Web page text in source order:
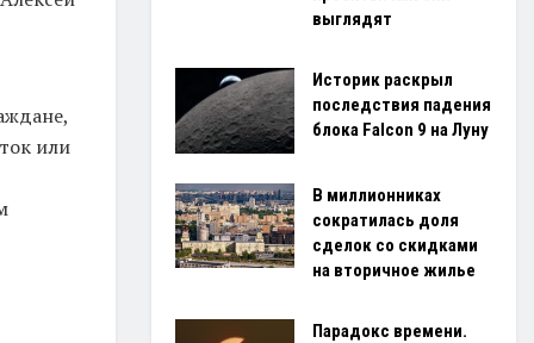
или
выглядят
Историк раскрыл
последствия падения
блока Falcon 9 на Луну
В миллионниках
сократилась доля
сделок со скидками
на вторичное жилье
Парадокс времени.